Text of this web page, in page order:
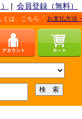
| 会員登録（無料）
払方法・発送方法・送料」